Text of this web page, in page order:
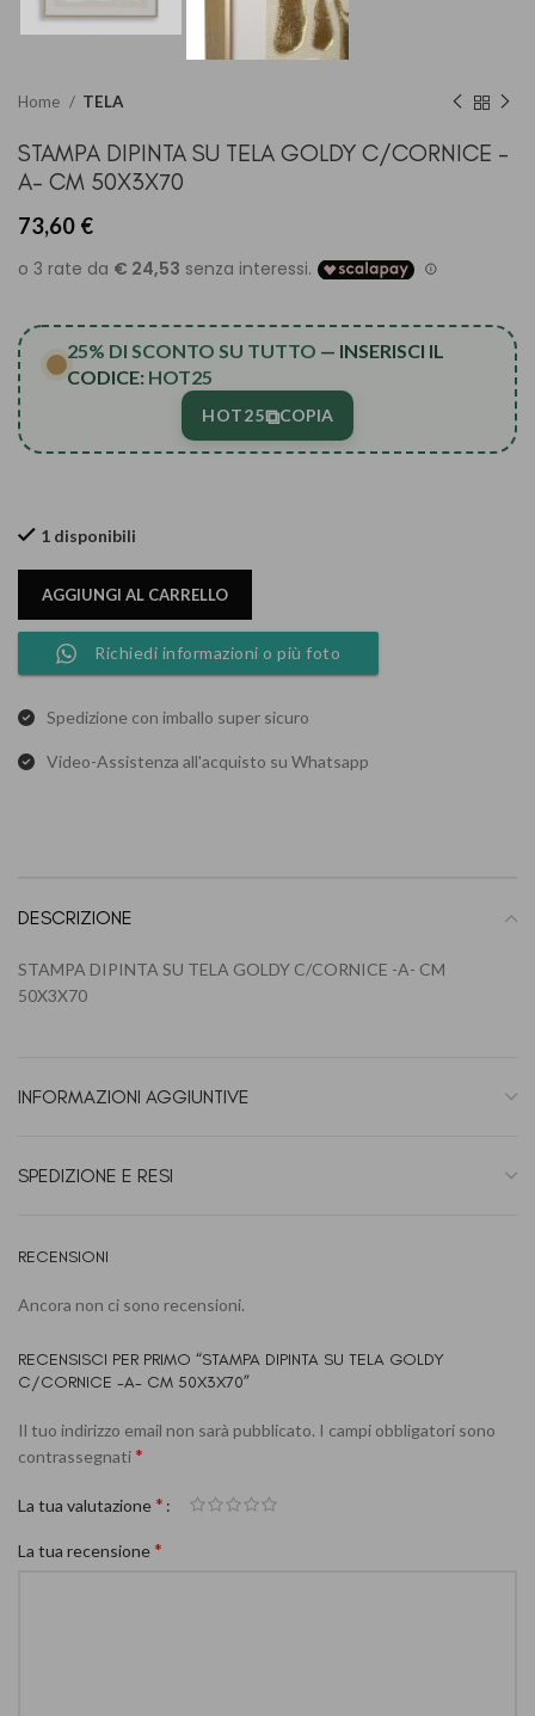
Home TELA
STAMPA DIPINTA SU TELA GOLDY C/CORNICE -
A- CM 50X3X70
73,60 €
25% DI SCONTO SU TUTTO — INSERISCI IL
CODICE: HOT25
HOT25⧉COPIA
1 disponibili
AGGIUNGI AL CARRELLO
Richiedi informazioni o più foto
Spedizione con imballo super sicuro
Video-Assistenza all'acquisto su Whatsapp
DESCRIZIONE
STAMPA DIPINTA SU TELA GOLDY C/CORNICE -A- CM
50X3X70
INFORMAZIONI AGGIUNTIVE
SPEDIZIONE E RESI
RECENSIONI
Ancora non ci sono recensioni.
RECENSISCI PER PRIMO “STAMPA DIPINTA SU TELA GOLDY
C/CORNICE -A- CM 50X3X70”
Il tuo indirizzo email non sarà pubblicato. I campi obbligatori sono
contrassegnati*
La tua valutazione*
La tua recensione*